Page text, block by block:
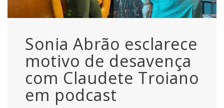
Sonia Abrão esclarece
motivo de desavença
com Claudete Troiano
em podcast